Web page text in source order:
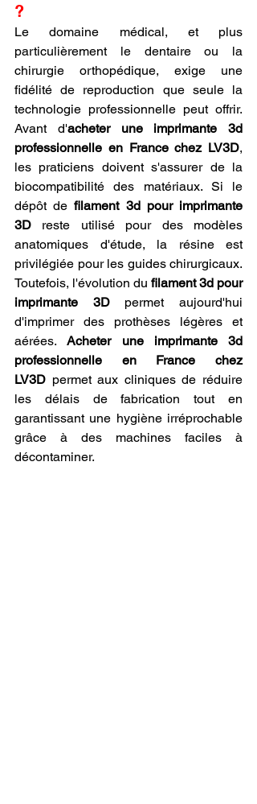
?
Le domaine médical, et plus
particulièrement le dentaire ou la
chirurgie orthopédique, exige une
fidélité de reproduction que seule la
technologie professionnelle peut offrir.
Avant d'acheter une imprimante 3d
professionnelle en France chez LV3D,
les praticiens doivent s'assurer de la
biocompatibilité des matériaux. Si le
dépôt de filament 3d pour imprimante
3D reste utilisé pour des modèles
anatomiques d'étude, la résine est
privilégiée pour les guides chirurgicaux.
Toutefois, l'évolution du filament 3d pour
imprimante 3D permet aujourd'hui
d'imprimer des prothèses légères et
aérées. Acheter une imprimante 3d
professionnelle en France chez
LV3D permet aux cliniques de réduire
les délais de fabrication tout en
garantissant une hygiène irréprochable
grâce à des machines faciles à
décontaminer.